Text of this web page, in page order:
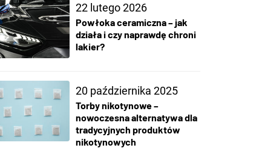
22 lutego 2026
Powłoka ceramiczna – jak
działa i czy naprawdę chroni
lakier?
20 października 2025
Torby nikotynowe –
nowoczesna alternatywa dla
tradycyjnych produktów
nikotynowych